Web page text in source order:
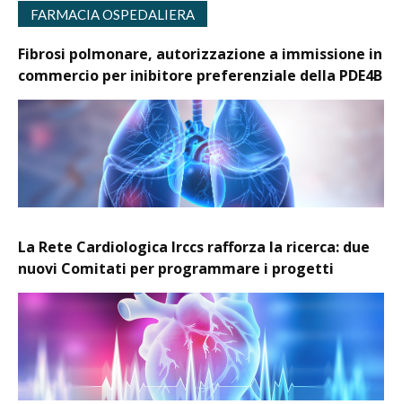
FARMACIA OSPEDALIERA
Fibrosi polmonare, autorizzazione a immissione in
commercio per inibitore preferenziale della PDE4B
La Rete Cardiologica Irccs rafforza la ricerca: due
nuovi Comitati per programmare i progetti